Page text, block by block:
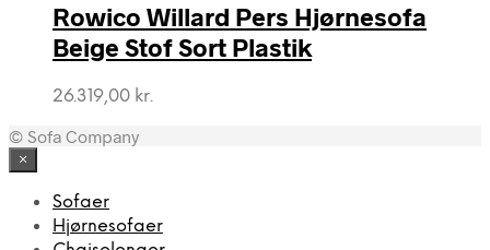
Rowico Willard Pers Hjørnesofa
Beige Stof Sort Plastik
26.319,00 kr.
© Sofa Company
×
Sofaer
Hjørnesofaer